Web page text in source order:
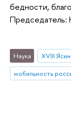
бедности,
Наука
мобильность